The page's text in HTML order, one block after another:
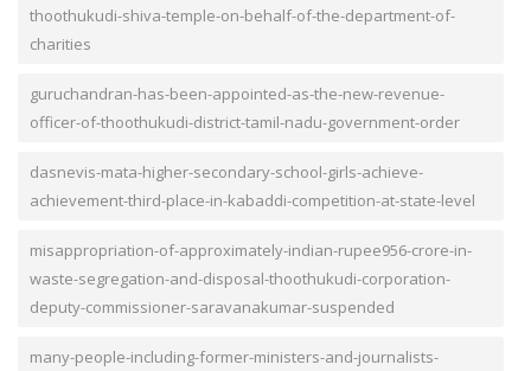
thoothukudi-shiva-temple-on-behalf-of-the-department-of-
charities
guruchandran-has-been-appointed-as-the-new-revenue-
officer-of-thoothukudi-district-tamil-nadu-government-order
dasnevis-mata-higher-secondary-school-girls-achieve-
achievement-third-place-in-kabaddi-competition-at-state-level
misappropriation-of-approximately-indian-rupee956-crore-in-
waste-segregation-and-disposal-thoothukudi-corporation-
deputy-commissioner-saravanakumar-suspended
many-people-including-former-ministers-and-journalists-